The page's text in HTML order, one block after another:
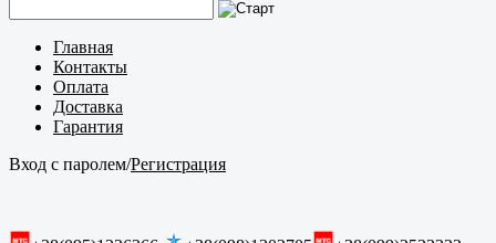
Главная
Контакты
Оплата
Доставка
Гарантия
Вход с паролем/Регистрация